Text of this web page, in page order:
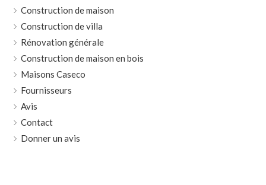
Construction de maison
Construction de villa
Rénovation générale
Construction de maison en bois
Maisons Caseco
Fournisseurs
Avis
Contact
Donner un avis